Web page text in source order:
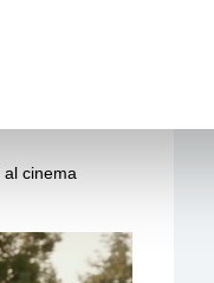
50
cinema